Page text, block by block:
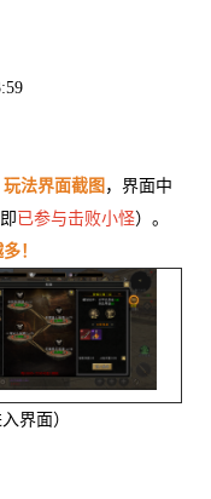
法界面截图 ，界面中
已参与击败小怪）。
！
界面）